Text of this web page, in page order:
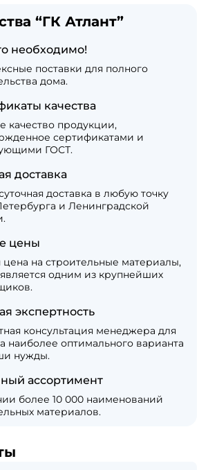
“ГК Атлант”
необходимо!
поставки для полного
дома.
качества
качество продукции,
сертификатами и
ГОСТ.
доставка
доставка в любую точку
и Ленинградской
цены
на строительные материалы,
является одним из крупнейших
экспертность
консультация менеджера для
наиболее оптимального варианта
нужды.
ассортимент
более 10 000 наименований
материалов.